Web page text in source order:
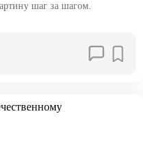
шаг за шагом.